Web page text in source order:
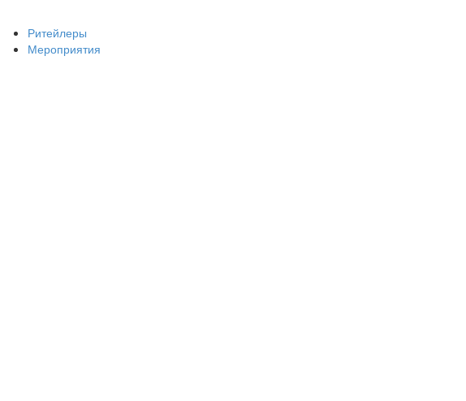
Ритейлеры
Мероприятия